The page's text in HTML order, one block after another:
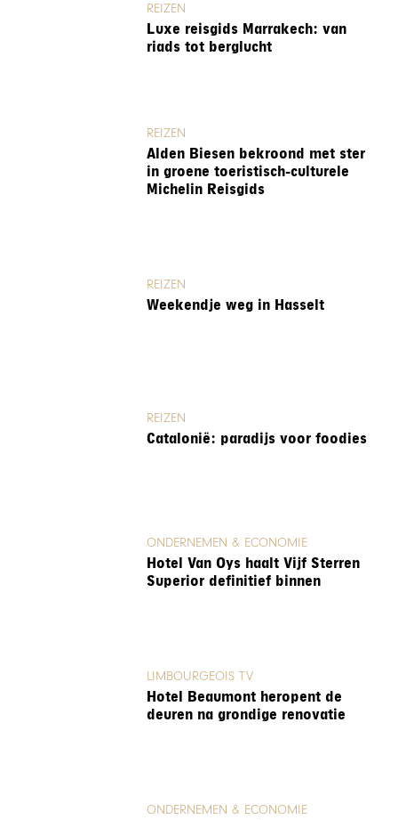
REIZEN
Luxe reisgids Marrakech: van
riads tot berglucht
REIZEN
Alden Biesen bekroond met ster
in groene toeristisch-culturele
Michelin Reisgids
REIZEN
Weekendje weg in Hasselt
REIZEN
Catalonië: paradijs voor foodies
ONDERNEMEN & ECONOMIE
Hotel Van Oys haalt Vijf Sterren
Superior definitief binnen
LIMBOURGEOIS TV
Hotel Beaumont heropent de
deuren na grondige renovatie
ONDERNEMEN & ECONOMIE